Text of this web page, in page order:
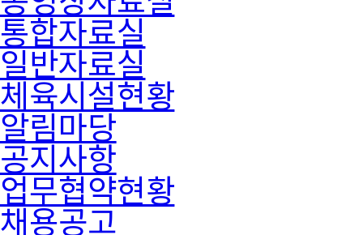
통합자료실
일반자료실
체육시설현황
알림마당
공지사항
업무협약현황
채용공고